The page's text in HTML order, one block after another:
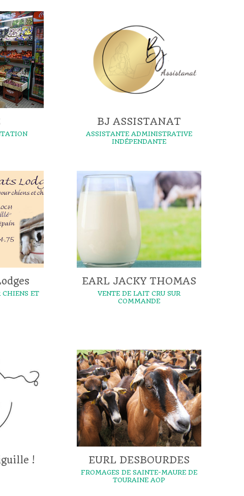
BJ ASSISTANAT
ASSISTANTE ADMINISTRATIVE
INDÉPENDANTE
CHIENS ET
EARL JACKY THOMAS
VENTE DE LAIT CRU SUR
COMMANDE
! EURL DESBOURDES
FROMAGES DE SAINTE-MAURE DE
TOURAINE AOP